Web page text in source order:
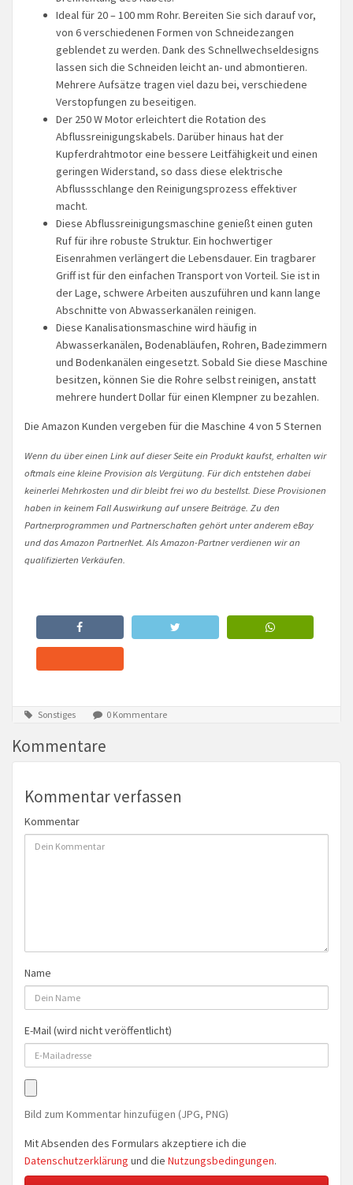
Ideal für 20 – 100 mm Rohr. Bereiten Sie sich darauf vor,
von 6 verschiedenen Formen von Schneidezangen
geblendet zu werden. Dank des Schnellwechseldesigns
lassen sich die Schneiden leicht an- und abmontieren.
Mehrere Aufsätze tragen viel dazu bei, verschiedene
Verstopfungen zu beseitigen.
Der 250 W Motor erleichtert die Rotation des
Abflussreinigungskabels. Darüber hinaus hat der
Kupferdrahtmotor eine bessere Leitfähigkeit und einen
geringen Widerstand, so dass diese elektrische
Abflussschlange den Reinigungsprozess effektiver
macht.
Diese Abflussreinigungsmaschine genießt einen guten
Ruf für ihre robuste Struktur. Ein hochwertiger
Eisenrahmen verlängert die Lebensdauer. Ein tragbarer
Griff ist für den einfachen Transport von Vorteil. Sie ist in
der Lage, schwere Arbeiten auszuführen und kann lange
Abschnitte von Abwasserkanälen reinigen.
Diese Kanalisationsmaschine wird häufig in
Abwasserkanälen, Bodenabläufen, Rohren, Badezimmern
und Bodenkanälen eingesetzt. Sobald Sie diese Maschine
besitzen, können Sie die Rohre selbst reinigen, anstatt
mehrere hundert Dollar für einen Klempner zu bezahlen.
Die Amazon Kunden vergeben für die Maschine 4 von 5 Sternen
Wenn du über einen Link auf dieser Seite ein Produkt kaufst, erhalten wir
oftmals eine kleine Provision als Vergütung. Für dich entstehen dabei
keinerlei Mehrkosten und dir bleibt frei wo du bestellst. Diese Provisionen
haben in keinem Fall Auswirkung auf unsere Beiträge. Zu den
Partnerprogrammen und Partnerschaften gehört unter anderem eBay
und das Amazon PartnerNet. Als Amazon-Partner verdienen wir an
qualifizierten Verkäufen.
Sonstiges 0 Kommentare
Kommentare
Kommentar verfassen
Kommentar
Name
E-Mail (wird nicht veröffentlicht)
Bild zum Kommentar hinzufügen (JPG, PNG)
Mit Absenden des Formulars akzeptiere ich die
Datenschutzerklärung und die Nutzungsbedingungen.